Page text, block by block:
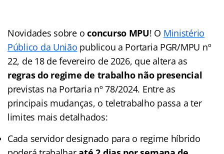
Novidades sobre oconcurso MPU! O Ministério
Público da União publicou a Portaria PGR/MPU nº
22, de 18 de fevereiro de 2026, que altera as
regras do regime de trabalho não presencial
previstas na Portaria nº 78/2024. Entre as
principais mudanças, o teletrabalho passa a ter
limites mais detalhados:
Cada servidor designado para o regime híbrido